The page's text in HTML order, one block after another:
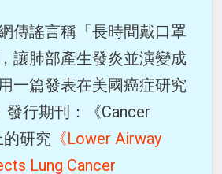
傳謠言稱「長時間戴口罩
讓肺部產生發炎並演變成
一篇發表在美國癌症研究
發行期刊：《Cancer
研究 《Lower Airway
Lung Cancer